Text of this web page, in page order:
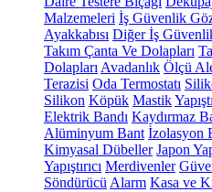
Malzemeleri İş Güvenlik
Ayakkabısı Diğer İş
Takım Çanta Ve Dolapları
Dolapları Avadanlık Ölçü
Terazisi Oda Termostatı
Silikon Köpük Mastik
Elektrik Bandı Kaydırmaz
Alüminyum Bant İzolasyon
Kimyasal Dübeller Japon
Yapıştırıcı Merdivenler
Söndürücü Alarm Kasa ve